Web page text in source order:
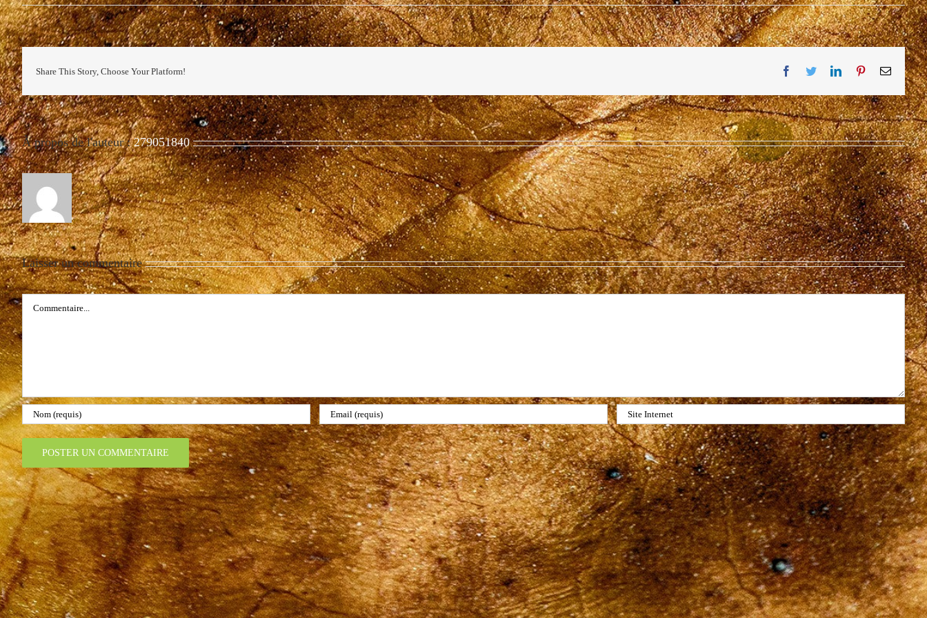
Share This Story, Choose Your Platform! Facebook
TwitterLinkedInPinterestEmail
À propos de l'auteur :279051840
Laisser un commentaire
Commentaire